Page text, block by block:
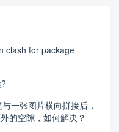
clash for package
一张图片横向拼接后，
的空隙，如何解决？